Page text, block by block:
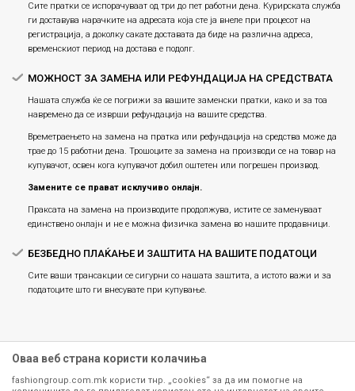
Сите пратки се испорачуваат од три до пет работни дена. Курирската служба
ги доставува нарачките на адресата која сте ја внеле при процесот на
регистрација, а доколку сакате доставата да биде на различна адреса,
временскиот период на достава е подолг.
МОЖНОСТ ЗА ЗАМЕНА ИЛИ РЕФУНДАЦИЈА НА СРЕДСТВАТА
Нашата служба ќе се погрижи за вашите заменски пратки, како и за тоа
навремено да се изврши рефундација на вашите средства.
Времетраењето на замена на пратка или рефундацијa на средства може да
трае до 15 работни дена. Трошоците за замена на производи се на товар на
купувачот, освен кога купувачот добил оштетен или погрешен производ.
Замените се прават исклучиво онлајн.
Праксата на замена на производите продолжува, истите се заменуваат
единствено онлајн и не е можна физичка замена во нашите продавници.
БЕЗБЕДНО ПЛАЌАЊЕ И ЗАШТИТА НА ВАШИТЕ ПОДАТОЦИ
Сите ваши трансакции се сигурни со нашата заштита, а истото важи и за
податоците што ги внесувате при купување.
Оваа веб страна користи колачиња
fashiongroup.com.mk користи тнр. „cookies“ за да им помогне на